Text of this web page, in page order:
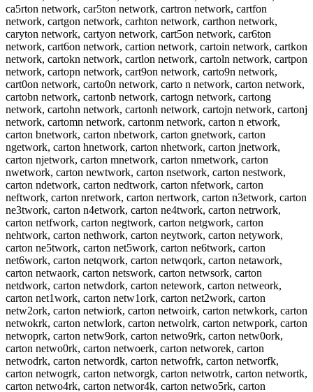
ca5rton network, car5ton network, cartron network, cartfon
network, cartgon network, carhton network, carthon network,
caryton network, cartyon network, cart5on network, car6ton
network, cart6on network, cartion network, cartoin network, cartkon
network, cartokn network, cartlon network, cartoln network, cartpon
network, cartopn network, cart9on network, carto9n network,
cart0on network, carto0n network, carto n network, carton network,
cartobn network, cartonb network, cartogn network, cartong
network, cartohn network, cartonh network, cartojn network, cartonj
network, cartomn network, cartonm network, carton n etwork,
carton bnetwork, carton nbetwork, carton gnetwork, carton
ngetwork, carton hnetwork, carton nhetwork, carton jnetwork,
carton njetwork, carton mnetwork, carton nmetwork, carton
nwetwork, carton newtwork, carton nsetwork, carton nestwork,
carton ndetwork, carton nedtwork, carton nfetwork, carton
neftwork, carton nretwork, carton nertwork, carton n3etwork, carton
ne3twork, carton n4etwork, carton ne4twork, carton netrwork,
carton netfwork, carton negtwork, carton netgwork, carton
nehtwork, carton nethwork, carton neytwork, carton netywork,
carton ne5twork, carton net5work, carton ne6twork, carton
net6work, carton netqwork, carton netwqork, carton netawork,
carton netwaork, carton netswork, carton netwsork, carton
netdwork, carton netwdork, carton netework, carton netweork,
carton net1work, carton netw1ork, carton net2work, carton
netw2ork, carton netwiork, carton netwoirk, carton netwkork, carton
netwokrk, carton netwlork, carton netwolrk, carton netwpork, carton
netwoprk, carton netw9ork, carton netwo9rk, carton netw0ork,
carton netwo0rk, carton netwoerk, carton networek, carton
netwodrk, carton networdk, carton netwofrk, carton networfk,
carton netwogrk, carton networgk, carton netwotrk, carton networtk,
carton netwo4rk, carton networ4k, carton netwo5rk, carton